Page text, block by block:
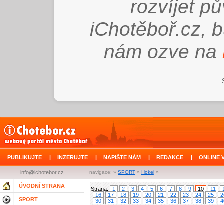
rozvíjet
iChotěboř.cz,
nám ozve na
PUBLIKUJTE | INZERUJTE | NAPIŠTE NÁM | REDAKCE | ONLINE
navigace: » SPORT » Hokej »
info@ichotebor.cz
ÚVODNÍ STRANA
SPORT
Strana: 1 2 3 4 5 6 7 8 9 10 11
16
17 18 19 20 21 22 23 24 25
30
31 32 33 34 35 36 37 38 39